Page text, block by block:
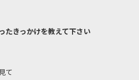
たきっかけを教えて下さい
て